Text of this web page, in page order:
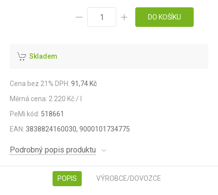
DO KOŠÍKU
Skladem
Cena bez 21% DPH: 91,74 Kč
Měrná cena: 2 220 Kč / l
PeMi kód: 518661
EAN: 3838824160030, 9000101734775
Podrobný popis produktu
POPIS VÝROBCE/DOVOZCE